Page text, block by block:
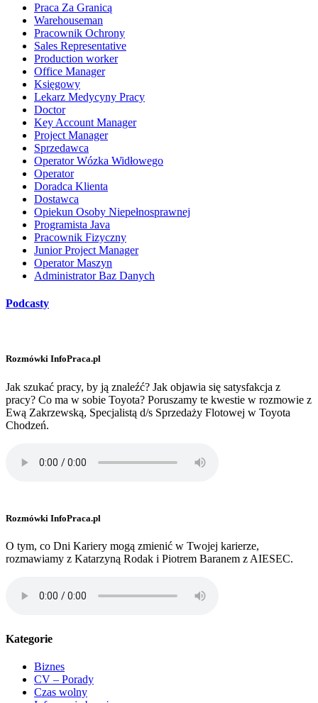
Praca Za Granicą
Warehouseman
Pracownik Ochrony
Sales Representative
Production worker
Office Manager
Księgowy
Lekarz Medycyny Pracy
Doctor
Key Account Manager
Project Manager
Sprzedawca
Operator Wózka Widłowego
Operator
Doradca Klienta
Dostawca
Opiekun Osoby Niepełnosprawnej
Programista Java
Pracownik Fizyczny
Junior Project Manager
Operator Maszyn
Administrator Baz Danych
Podcasty
Rozmówki InfoPraca.pl
Jak szukać pracy, by ją znaleźć? Jak objawia się satysfakcja z
pracy? Co ma w sobie Toyota? Poruszamy te kwestie w rozmowie z
Ewą Zakrzewską, Specjalistą d/s Sprzedaży Flotowej w Toyota
Chodzeń.
Rozmówki InfoPraca.pl
O tym, co Dni Kariery mogą zmienić w Twojej karierze,
rozmawiamy z Katarzyną Rodak i Piotrem Baranem z AIESEC.
Kategorie
Biznes
CV – Porady
Czas wolny